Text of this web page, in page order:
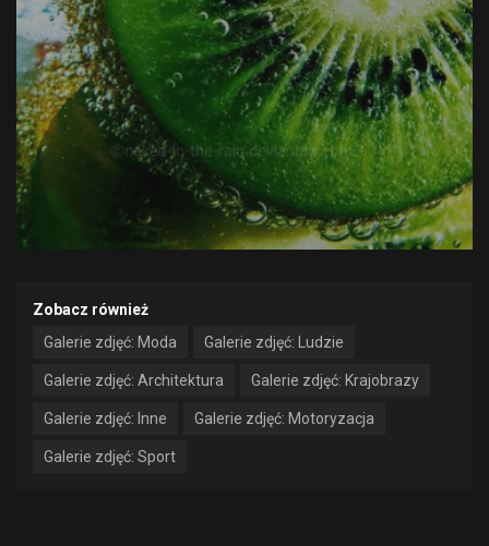
Zobacz również
Galerie zdjęć: Moda
Galerie zdjęć: Ludzie
Galerie zdjęć: Architektura Galerie zdjęć: Krajobrazy
Galerie zdjęć: Inne Galerie zdjęć: Motoryzacja
Galerie zdjęć: Sport